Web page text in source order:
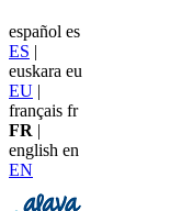
español es
ES |
euskara eu
EU |
français fr
FR |
english en
EN